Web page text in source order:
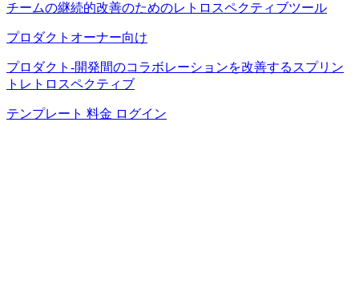
チームの継続的改善のためのレトロスペクティブツール
プロダクトオーナー向け
プロダクト-開発間のコラボレーションを改善するスプリン
トレトロスペクティブ
テンプレート 料金 ログイン